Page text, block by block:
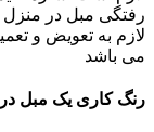
رفتگی مبل در منزل
لازم به تعویض و
می باشد
رنگ کاری یک مبل